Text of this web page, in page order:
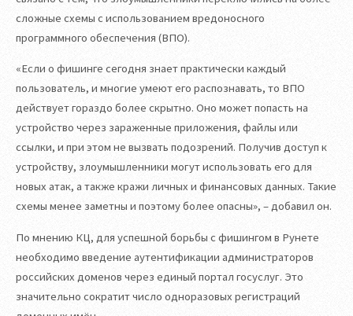
сложные схемы с использованием вредоносного
программного обеспечения (ВПО).
«Если о фишинге сегодня знает практически каждый
пользователь, и многие умеют его распознавать, то ВПО
действует гораздо более скрытно. Оно может попасть на
устройство через зараженные приложения, файлы или
ссылки, и при этом не вызвать подозрений. Получив доступ к
устройству, злоумышленники могут использовать его для
новых атак, а также кражи личных и финансовых данных. Такие
схемы менее заметны и поэтому более опасны», – добавил он.
По мнению КЦ, для успешной борьбы с фишингом в Рунете
необходимо введение аутентификации администраторов
российских доменов через единый портал госуслуг. Это
значительно сократит число одноразовых регистраций